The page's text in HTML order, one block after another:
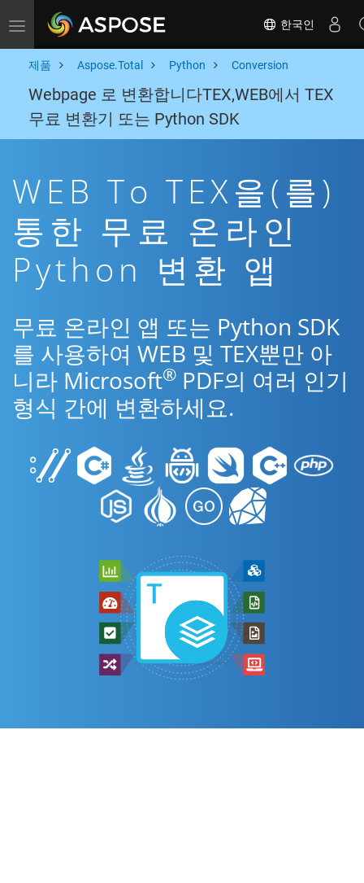
Toggle navigation 한국인
제품 Aspose.Total Python Conversion
Webpage 로 변환합니다TEX,WEB에서 TEX
무료 변환기 또는 Python SDK
WEB To TEX을(를)
통한 무료 온라인
Python 변환 앱
무료 온라인 앱 또는 Python SDK
를 사용하여 WEB 및 TEX뿐만 아
니라 Microsoft® PDF의 여러 인기
형식 간에 변환하세요.